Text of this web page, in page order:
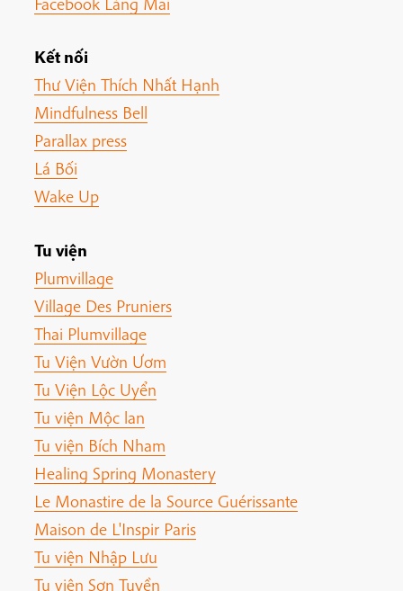
Kết nối
Thư Viện Thích Nhất Hạnh
Mindfulness Bell
Parallax press
Lá Bối
Wake Up
Tu viện
Plumvillage
Village Des Pruniers
Thai Plumvillage
Tu Viện Vườn Ươm
Tu Viện Lộc Uyển
Tu viện Mộc lan
Tu viện Bích Nham
Healing Spring Monastery
Le Monastire de la Source Guérissante
Maison de L'Inspir Paris
Tu viện Nhập Lưu
Tu viện Sơn Tuyền